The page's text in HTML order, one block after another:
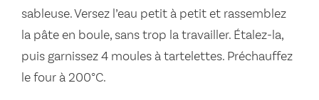
sableuse. Versez l’eau petit à petit et rassemblez
la pâte en boule, sans trop la travailler. Étalez-la,
puis garnissez 4 moules à tartelettes. Préchauffez
le four à 200°C.